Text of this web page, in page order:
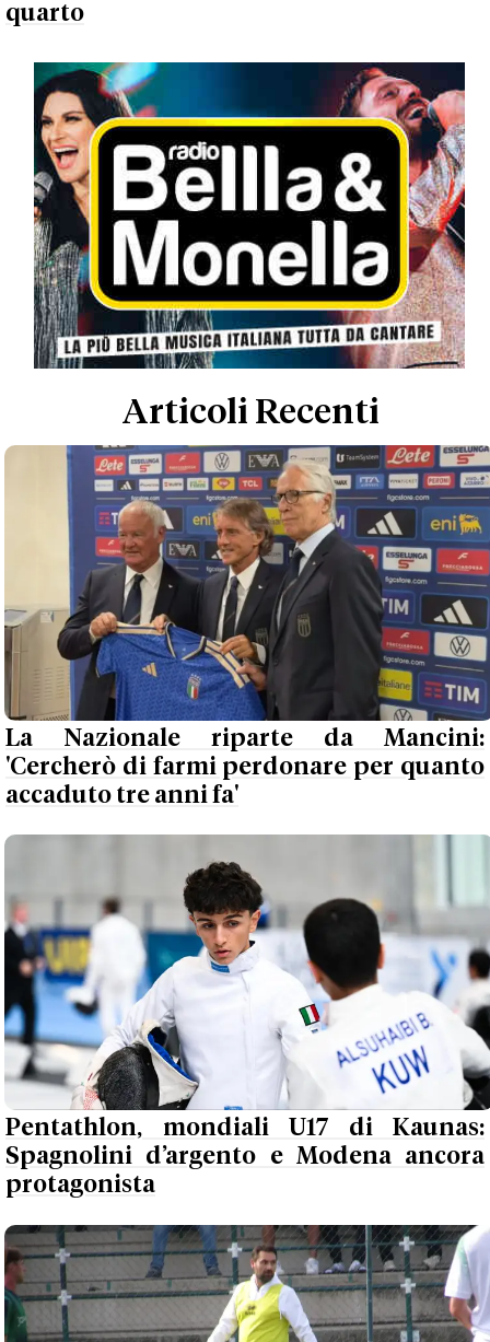
quarto
Articoli Recenti
La Nazionale riparte da Mancini:
'Cercherò di farmi perdonare per quanto
accaduto tre anni fa'
Pentathlon, mondiali U17 di Kaunas:
Spagnolini d’argento e Modena ancora
protagonista